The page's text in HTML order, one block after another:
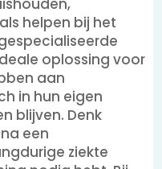
helpen bij het
oplossing voor
aan
in hun eigen
blijven. Denk
een
ziekte